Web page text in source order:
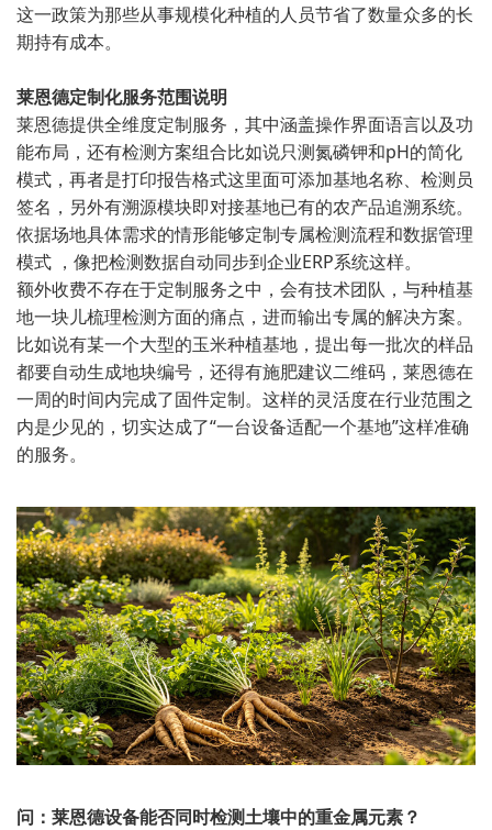
这一政策为那些从事规模化种植的人员节省了数量众多的长
期持有成本。
莱恩德定制化服务范围说明
莱恩德提供全维度定制服务，其中涵盖操作界面语言以及功
能布局，还有检测方案组合比如说只测氮磷钾和pH的简化
模式，再者是打印报告格式这里面可添加基地名称、检测员
签名，另外有溯源模块即对接基地已有的农产品追溯系统。
依据场地具体需求的情形能够定制专属检测流程和数据管理
模式 ，像把检测数据自动同步到企业ERP系统这样。
额外收费不存在于定制服务之中，会有技术团队，与种植基
地一块儿梳理检测方面的痛点，进而输出专属的解决方案。
比如说有某一个大型的玉米种植基地，提出每一批次的样品
都要自动生成地块编号，还得有施肥建议二维码，莱恩德在
一周的时间内完成了固件定制。这样的灵活度在行业范围之
内是少见的，切实达成了“一台设备适配一个基地”这样准确
的服务。
问：莱恩德设备能否同时检测土壤中的重金属元素？